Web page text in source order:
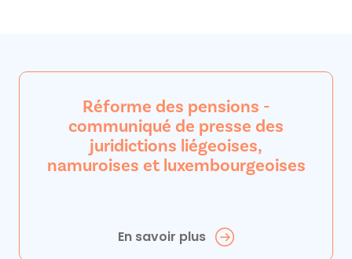
Réforme des pensions -
communiqué de presse des
juridictions liégeoises,
namuroises et luxembourgeoises
En savoir plus